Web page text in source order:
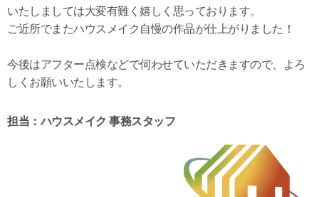
いたしましては大変有難く嬉しく思っております。
ご近所でまたハウスメイク自慢の作品が仕上がりました！
今後はアフター点検などで伺わせていただきますので、よろ
しくお願いいたします。
担当：ハウスメイク 事務スタッフ